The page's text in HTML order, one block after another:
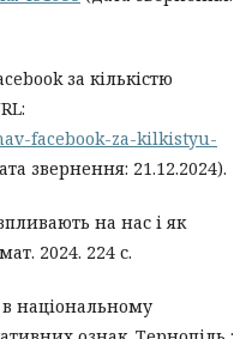
за кількістю
facebook-za-kilkistyu-
звернення: 21.12.2024).
на нас і як
2024. 224 с.
національному